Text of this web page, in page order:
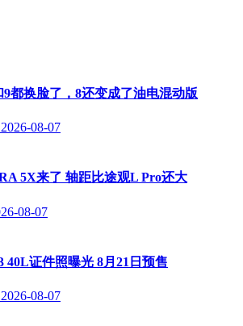
都换脸了，8还变成了油电混动版
2026-08-07
5X来了 轴距比途观L Pro还大
08-07
40L证件照曝光 8月21日预售
2026-08-07